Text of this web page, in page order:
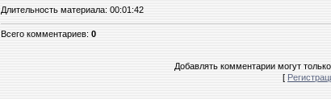
Длительность материала: 00:01:42
Всего комментариев:0
Добавлять комментарии могут
[